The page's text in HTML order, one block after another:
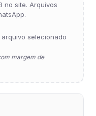
no site. Arquivos
arquivo selecionado
margem de